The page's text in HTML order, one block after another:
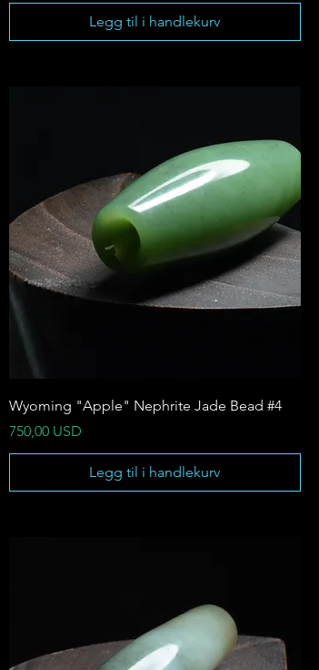
Legg til i handlekurv
Wyoming "Apple" Nephrite Jade Bead #4
Pris
750,00 USD
Legg til i handlekurv